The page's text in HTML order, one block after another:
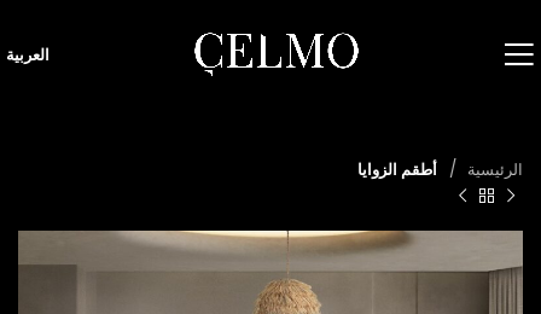
العربية
الرئيسية أطقم الزوايا